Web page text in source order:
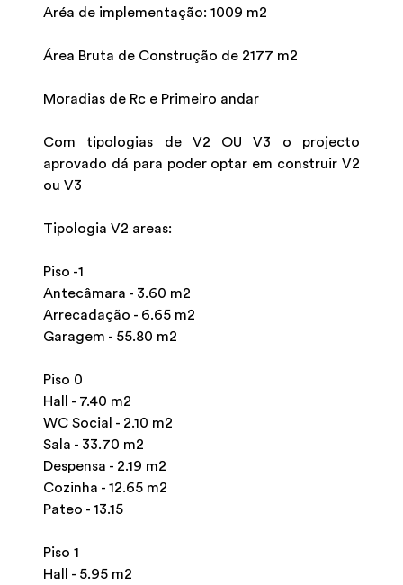
Aréa de implementação: 1009 m2
Área Bruta de Construção de 2177 m2
Moradias de Rc e Primeiro andar
Com tipologias de V2 OU V3 o projecto
aprovado dá para poder optar em construir V2
ou V3
Tipologia V2 areas:
Piso -1
Antecâmara - 3.60 m2
Arrecadação - 6.65 m2
Garagem - 55.80 m2
Piso 0
Hall - 7.40 m2
WC Social - 2.10 m2
Sala - 33.70 m2
Despensa - 2.19 m2
Cozinha - 12.65 m2
Pateo - 13.15
Piso 1
Hall - 5.95 m2